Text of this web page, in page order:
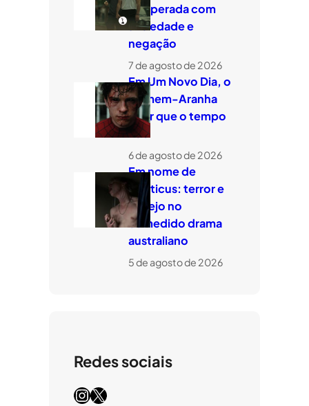
temperada com
ansiedade e
negação
7 de agosto de 2026
Em Um Novo Dia, o
Homem-Aranha
quer que o tempo
voe
6 de agosto de 2026
Em nome de
Leviticus: terror e
desejo no
comedido drama
australiano
5 de agosto de 2026
Redes sociais
InstagramX